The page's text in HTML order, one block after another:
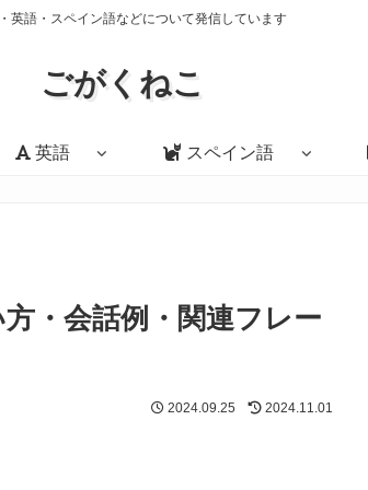
英語・スペイン語などについて発信しています
ごがくねこ
英語 スペイン語
・会話例・関連フレー
2024.09.25 2024.11.01